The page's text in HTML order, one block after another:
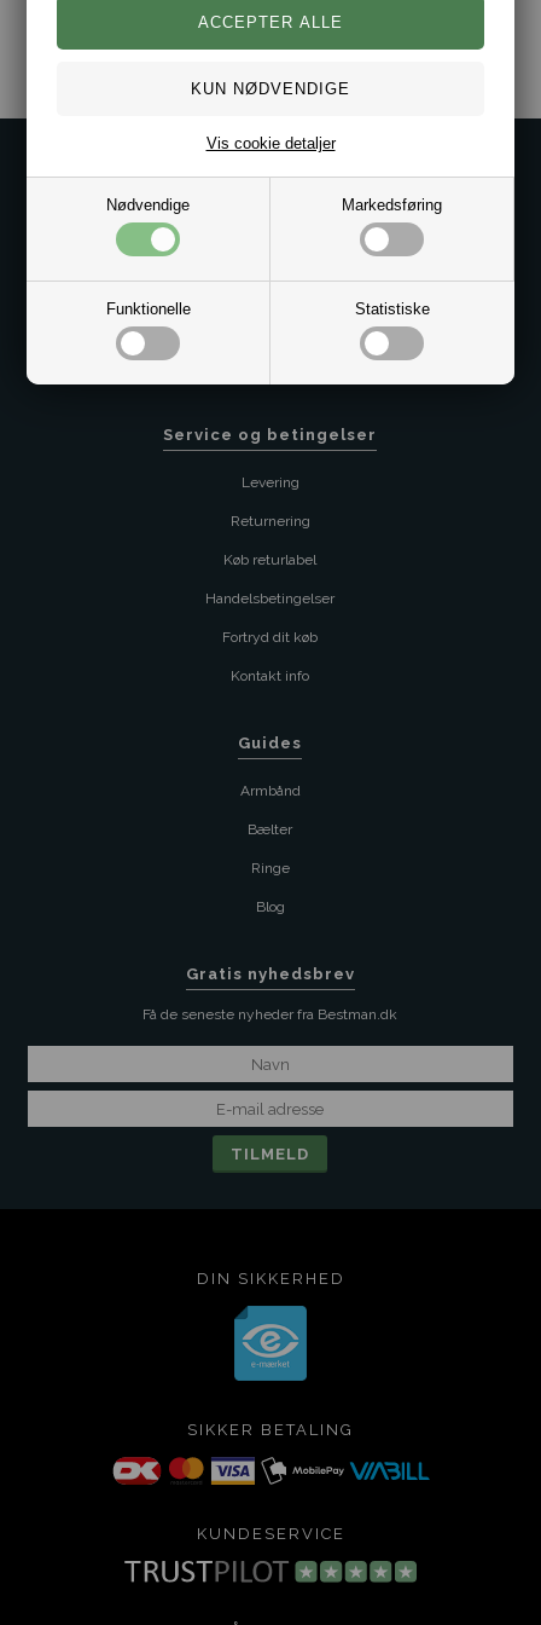
Nødvendige Markedsføring
Funktionelle Statistiske
Vis cookie detaljer
Kundeservice@bestman.dk
Service og betingelser
Levering
Returnering
Køb returlabel
Handelsbetingelser
Fortryd dit køb
Kontakt info
Guides
Armbånd
Bælter
Ringe
Blog
Gratis nyhedsbrev
Få de seneste nyheder fra Bestman.dk
DIN SIKKERHED
SIKKER BETALING
KUNDESERVICE